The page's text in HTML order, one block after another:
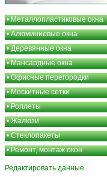
•Металлопластиковые окна
•Алюминиевые окна
•Деревянные окна
•Мансардные окна
•Офисные перегородки
•Москитные сетки
•Роллеты
•Жалюзи
•Стеклопакеты
•Ремонт, монтаж окон
Редактировать данные